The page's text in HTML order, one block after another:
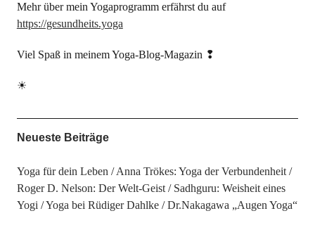
Mehr über mein Yogaprogramm erfährst du auf
https://gesundheits.yoga
Viel Spaß in meinem Yoga-Blog-Magazin ❢
☀
Neueste Beiträge
Yoga für dein Leben
Anna Trökes: Yoga der Verbundenheit
Roger D. Nelson: Der Welt-Geist
Sadhguru: Weisheit eines
Yogi
Yoga bei Rüdiger Dahlke Dr.Nakagawa „Augen Yoga“